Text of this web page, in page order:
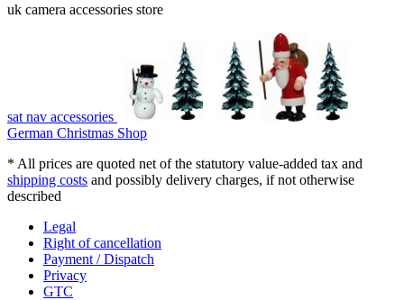
uk camera accessories store
sat nav accessories
German Christmas Shop
* All prices are quoted net of the statutory value-added tax and
shipping costs and possibly delivery charges, if not otherwise
described
Legal
Right of cancellation
Payment / Dispatch
Privacy
GTC